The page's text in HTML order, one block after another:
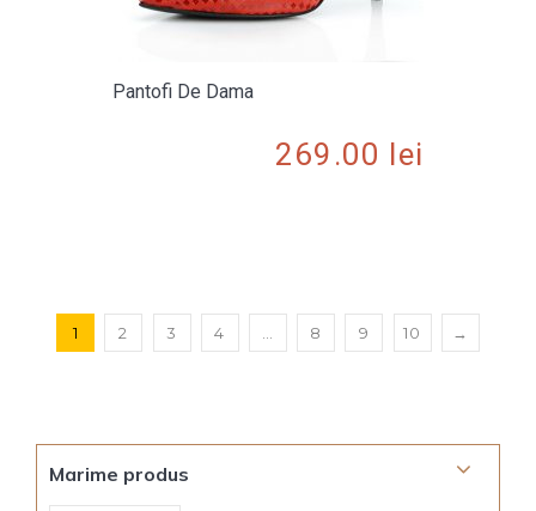
Pantofi De Dama
269.00 lei
1 2 3 4 8 9 10 →
Marime produs